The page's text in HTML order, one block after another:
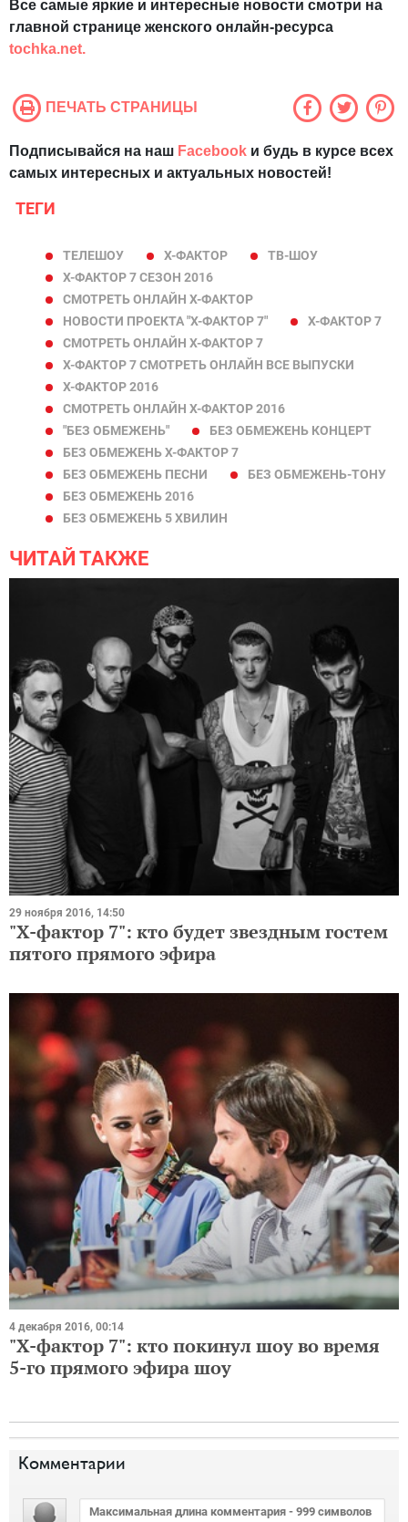
Все самые яркие и интересные новости смотри на
главной странице женского онлайн-ресурса
tochka.net.
ПЕЧАТЬ СТРАНИЦЫ
Подписывайся на наш Facebook и будь в курсе всех
самых интересных и актуальных новостей!
ТЕГИ
ТЕЛЕШОУ Х-ФАКТОР
ТВ-ШОУ
Х-ФАКТОР 7 СЕЗОН 2016
СМОТРЕТЬ ОНЛАЙН Х-ФАКТОР
НОВОСТИ ПРОЕКТА "Х-ФАКТОР 7"
Х-ФАКТОР 7
СМОТРЕТЬ ОНЛАЙН Х-ФАКТОР 7
Х-ФАКТОР 7 СМОТРЕТЬ ОНЛАЙН ВСЕ ВЫПУСКИ
Х-ФАКТОР 2016
СМОТРЕТЬ ОНЛАЙН Х-ФАКТОР 2016
"БЕЗ ОБМЕЖЕНЬ"
БЕЗ ОБМЕЖЕНЬ КОНЦЕРТ
БЕЗ ОБМЕЖЕНЬ Х-ФАКТОР 7
БЕЗ ОБМЕЖЕНЬ ПЕСНИ
БЕЗ ОБМЕЖЕНЬ-ТОНУ
БЕЗ ОБМЕЖЕНЬ 2016
БЕЗ ОБМЕЖЕНЬ 5 ХВИЛИН
ЧИТАЙ ТАКЖЕ
29 ноября 2016, 14:50
"Х-фактор 7": кто будет звездным гостем
пятого прямого эфира
4 декабря 2016, 00:14
"Х-фактор 7": кто покинул шоу во время
5-го прямого эфира шоу
Комментарии